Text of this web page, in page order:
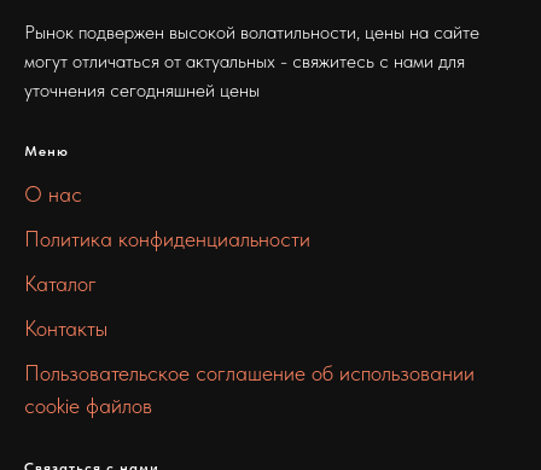
Рынок подвержен высокой волатильности, цены на сайте
могут отличаться от актуальных - свяжитесь с нами для
уточнения сегодняшней цены
Меню
О нас
Политика конфиденциальности
Каталог
Контакты
Пользовательское соглашение об использовании
cookie файлов